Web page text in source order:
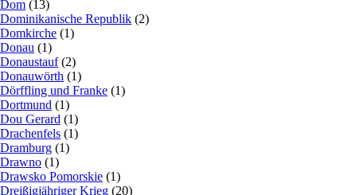
Dom (13)
Dominikanische Republik (2)
Domkirche (1)
Donau (1)
Donaustauf (2)
Donauwörth (1)
Dörffling und Franke (1)
Dortmund (1)
Dou Gerard (1)
Drachenfels (1)
Dramburg (1)
Drawno (1)
Drawsko Pomorskie (1)
Dreißigjähriger Krieg (20)